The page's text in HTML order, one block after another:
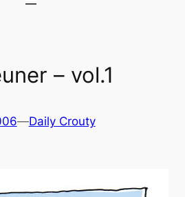
– vol.1
—Daily Crouty